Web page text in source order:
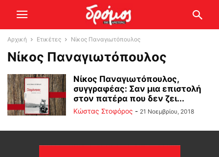
Αρχική Ετικέτες Νίκος Παναγιωτόπουλος
Νίκος Παναγιωτόπουλος
Νίκος Παναγιωτόπουλος,
συγγραφέας: Σαν μια επιστολή
στον πατέρα που δεν ζει...
Κώστας Στοφόρος - 21 Νοεμβρίου, 2018